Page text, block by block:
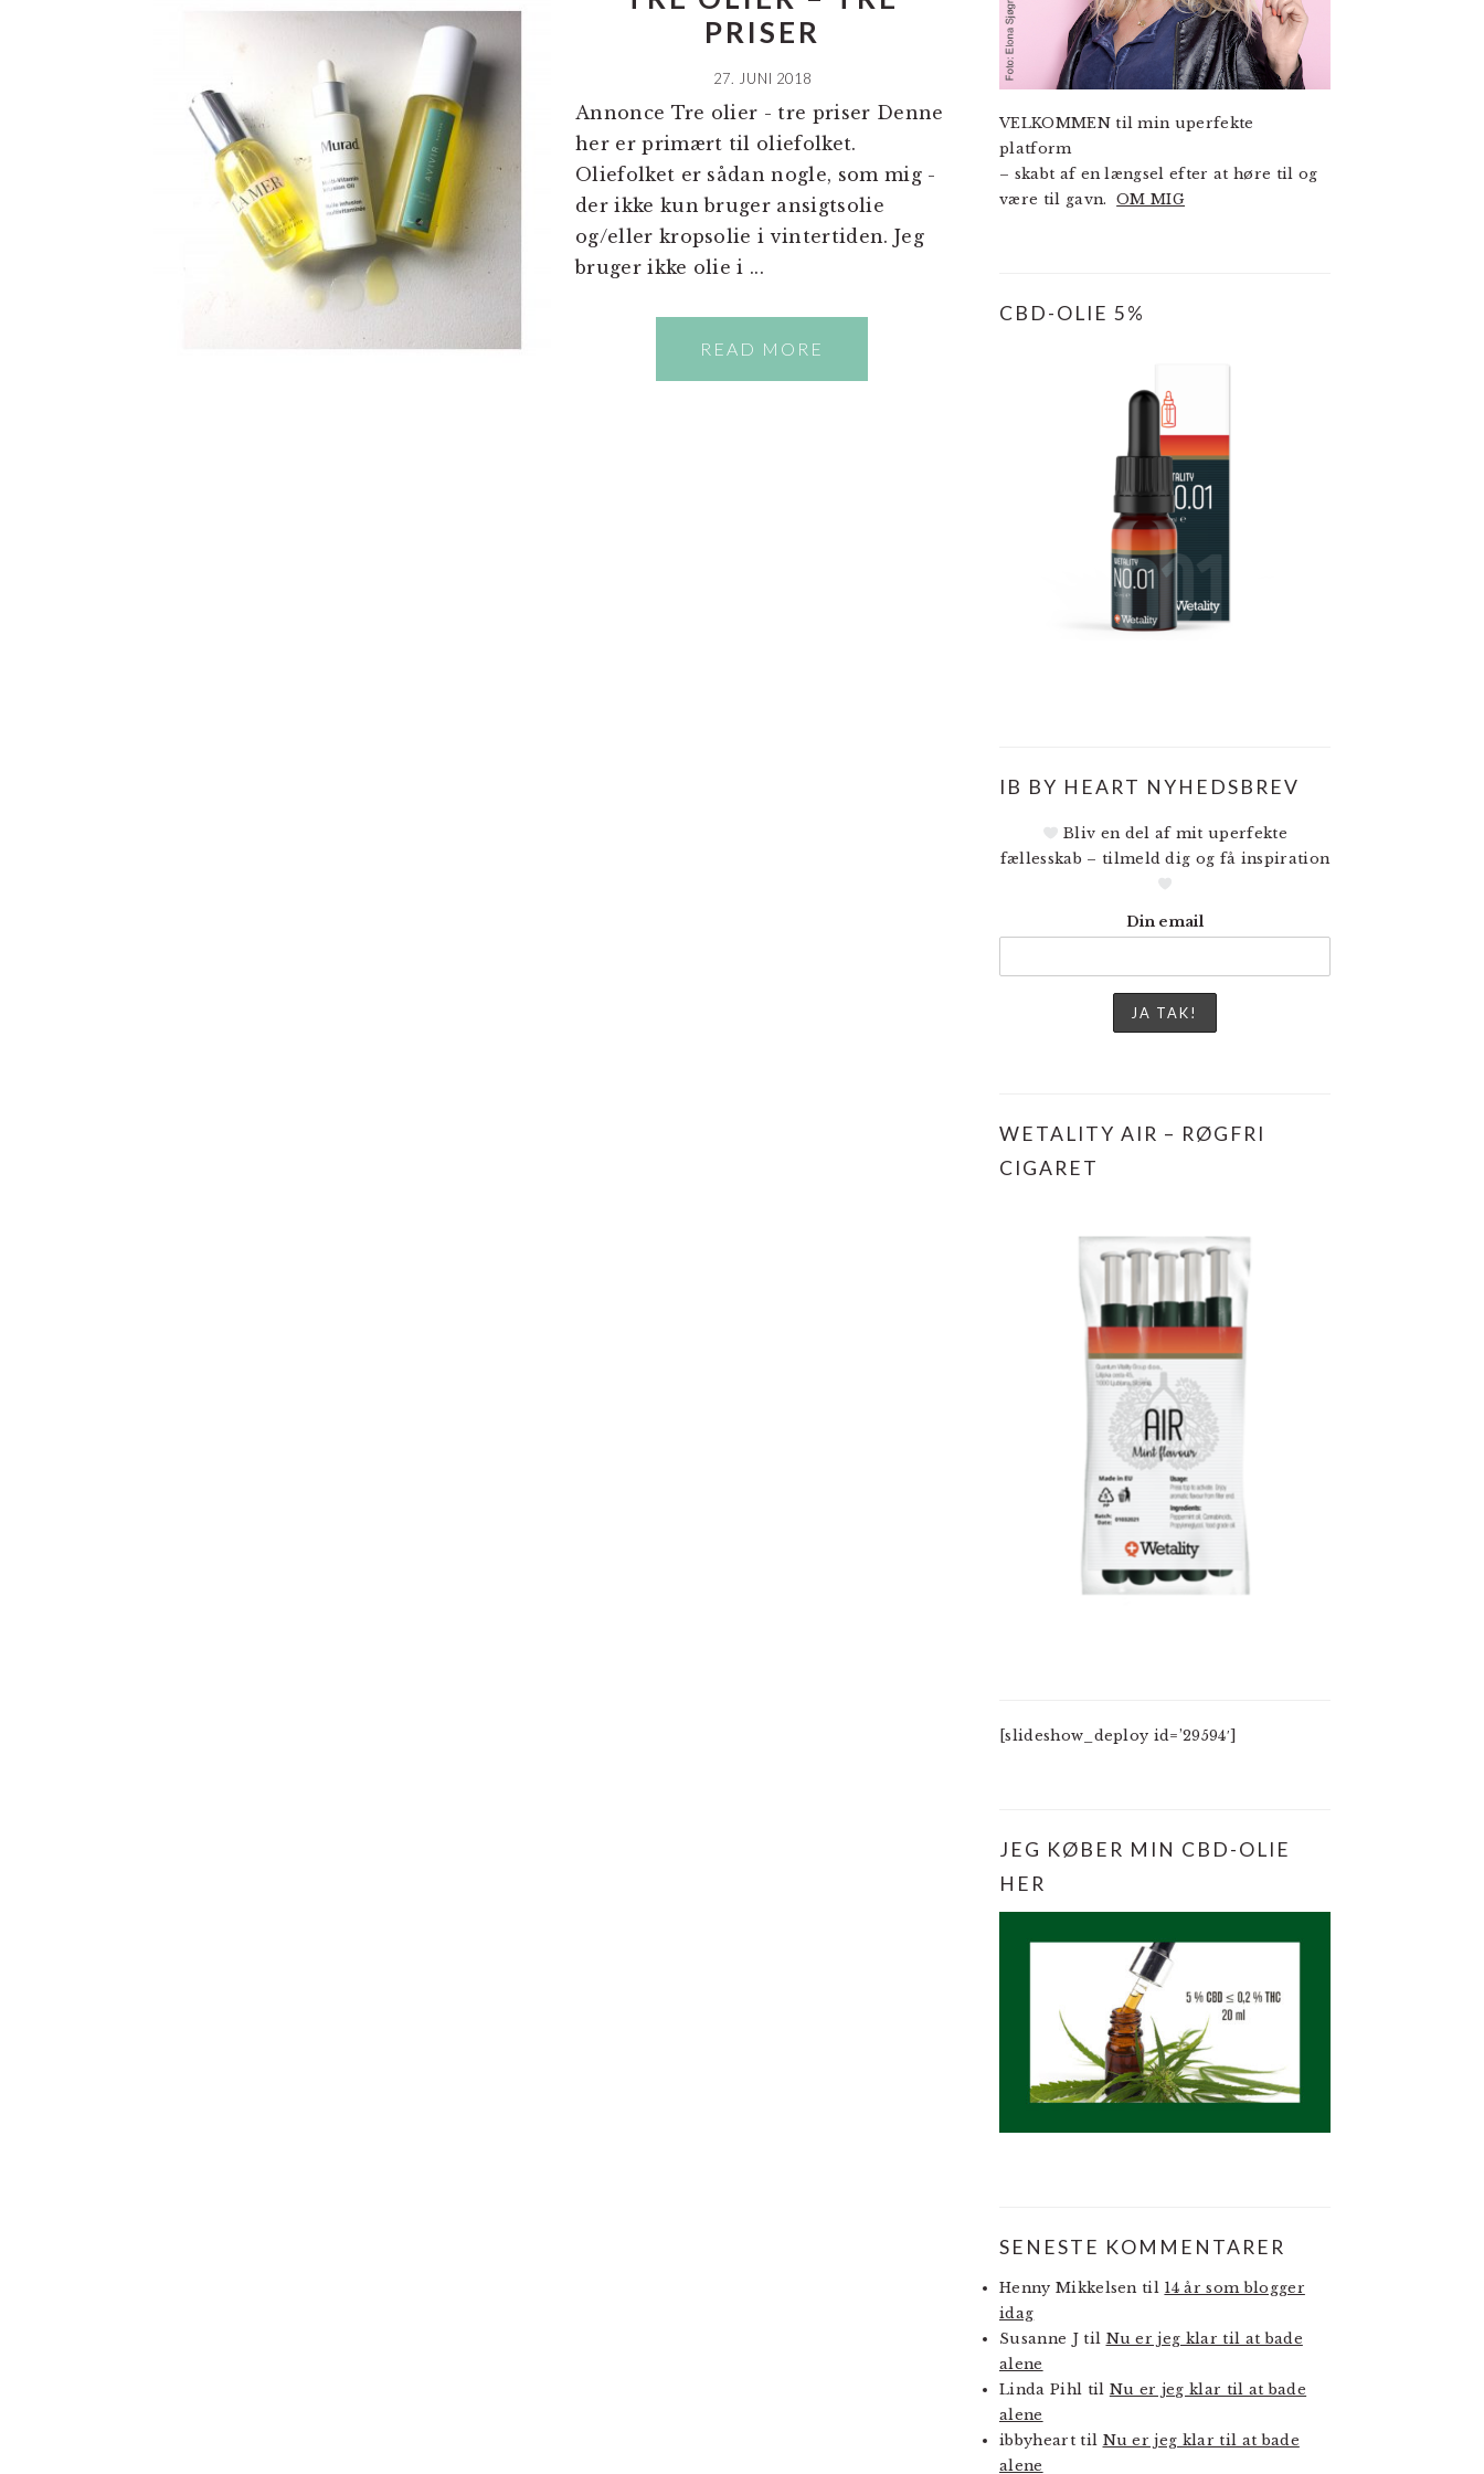
PRISER
27. JUNI 2018
Annonce Tre olier - tre priser Denne
her er primært til oliefolket.
Oliefolket er sådan nogle, som mig -
der ikke kun bruger ansigtsolie
og/eller kropsolie i vintertiden. Jeg
bruger ikke olie i ...
READ MORE
VELKOMMEN til min uperfekte
platform
– skabt af en længsel efter at høre til og
være til gavn.OM MIG
CBD-OLIE 5%
IB BY HEART NYHEDSBREV
Bliv en del af mit uperfekte
fællesskab – tilmeld dig og få inspiration
Din email
WETALITY AIR – RØGFRI
CIGARET
[slideshow_deploy id=’29594′]
JEG KØBER MIN CBD-OLIE
HER
SENESTE KOMMENTARER
Henny Mikkelsen til 14 år som blogger
idag
Susanne Jtil Nu er jeg klar til at bade
alene
Linda Pihl til Nu er jeg klar til at bade
alene
ibbyhearttil Nu er jeg klar til at bade
alene